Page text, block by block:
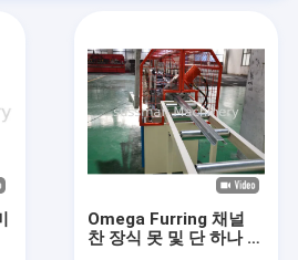
Omega Furring 채널
찬 장식 못 및 단 하나 사